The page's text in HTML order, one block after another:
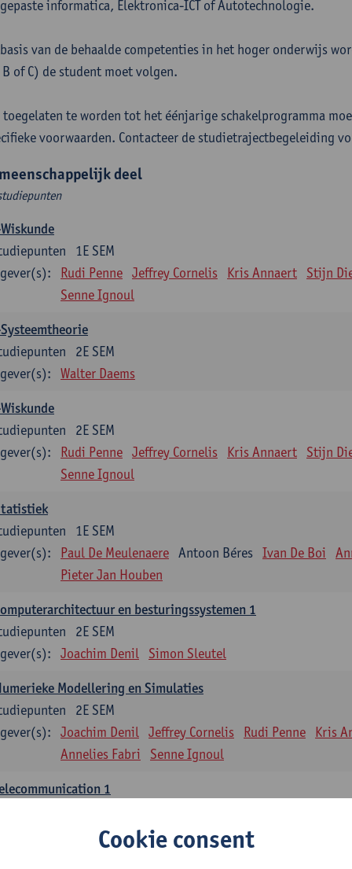
informatica, Elektronica-ICT of Autotechnologie.
van de behaalde competenties in het hoger onderwijs
of C) de student moet volgen.
toegelaten te worden tot het éénjarige schakelprogramma
voorwaarden. Contacteer de studietrajectbegeleiding
deel
1E SEM
Rudi Penne Jeffrey Cornelis Kris Annaert
Stijn
Senne Ignoul
2E SEM
Walter Daems
2E SEM
Rudi Penne Jeffrey Cornelis Kris Annaert
Stijn
Senne Ignoul
1E SEM
Paul De Meulenaere Antoon Béres Ivan De Boi
Pieter Jan Houben
en besturingssystemen 1
2E SEM
Joachim Denil Simon Sleutel
Modellering en Simulaties
2E SEM
Joachim Denil Jeffrey Cornelis Rudi Penne
Kris
Annelies Fabri
Senne Ignoul
1
Maarten Weyn Rafael Berkvens Rreze Halili
Cookie consent